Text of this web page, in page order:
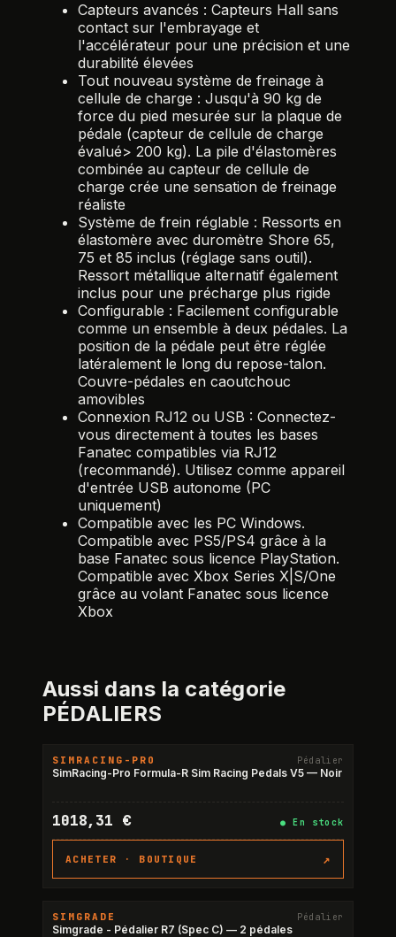
Capteurs avancés : Capteurs Hall sans
contact sur l'embrayage et
l'accélérateur pour une précision et une
durabilité élevées
Tout nouveau système de freinage à
cellule de charge : Jusqu'à 90 kg de
force du pied mesurée sur la plaque de
pédale (capteur de cellule de charge
évalué> 200 kg). La pile d'élastomères
combinée au capteur de cellule de
charge crée une sensation de freinage
réaliste
Système de frein réglable : Ressorts en
élastomère avec duromètre Shore 65,
75 et 85 inclus (réglage sans outil).
Ressort métallique alternatif également
inclus pour une précharge plus rigide
Configurable : Facilement configurable
comme un ensemble à deux pédales. La
position de la pédale peut être réglée
latéralement le long du repose-talon.
Couvre-pédales en caoutchouc
amovibles
Connexion RJ12 ou USB : Connectez-
vous directement à toutes les bases
Fanatec compatibles via RJ12
(recommandé). Utilisez comme appareil
d'entrée USB autonome (PC
uniquement)
Compatible avec les PC Windows.
Compatible avec PS5/PS4 grâce à la
base Fanatec sous licence PlayStation.
Compatible avec Xbox Series X|S/One
grâce au volant Fanatec sous licence
Xbox
Aussi dans la catégorie
PÉDALIERS
SIMRACING-PRO Pédalier
SimRacing-Pro Formula-R Sim Racing Pedals V5 — Noir
1018,31 € ●En stock
ACHETER · BOUTIQUE ↗
RUPTURE
SIMGRADE Pédalier
Simgrade - Pédalier R7 (Spec C) — 2 pédales